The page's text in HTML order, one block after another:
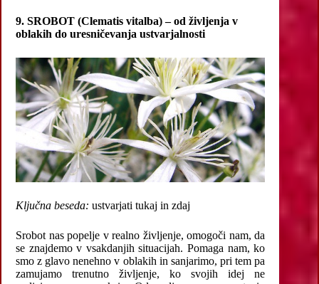
9. SROBOT (Clematis vitalba) – od življenja v
oblakih do uresničevanja ustvarjalnosti
Ključna beseda: ustvarjati tukaj in zdaj
Srobot nas popelje v realno življenje, omogoči nam, da
se znajdemo v vsakdanjih situacijah. Pomaga nam, ko
smo z glavo nenehno v oblakih in sanjarimo, pri tem pa
zamujamo trenutno življenje, ko svojih idej ne